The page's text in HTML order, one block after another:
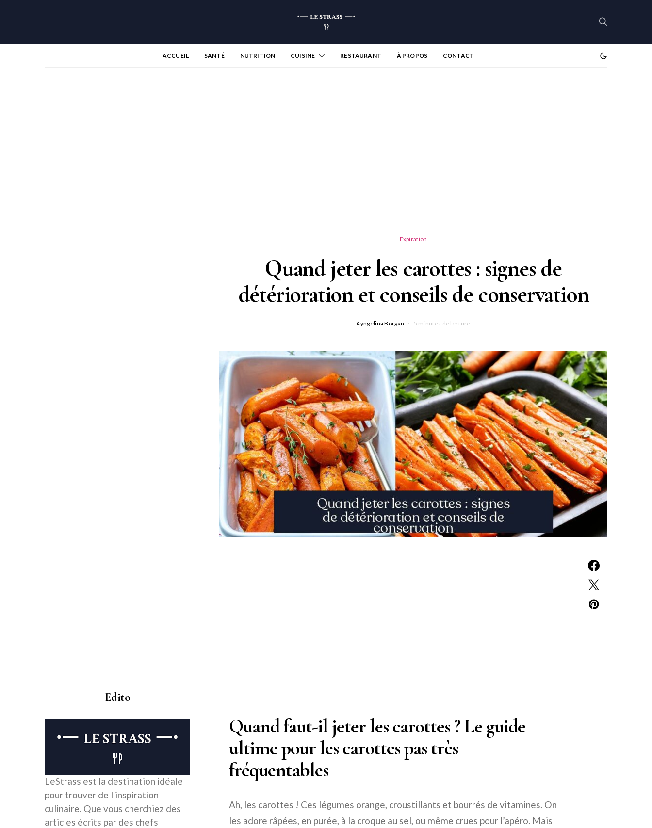
ACCUEIL SANTÉ NUTRITION CUISINE RESTAURANT À PROPOS CONTACT
Expiration
Quand jeter les carottes : signes de
détérioration et conseils de conservation
Ayngelina Borgan 5 minutes de lecture
Quand faut-il jeter les carottes ? Le guide
ultime pour les carottes pas très
fréquentables
Ah, les carottes ! Ces légumes orange, croustillants et bourrés de vitamines. On
les adore râpées, en purée, à la croque au sel, ou même crues pour l’apéro. Mais
Edito
LeStrass est la destination idéale
pour trouver de l'inspiration
culinaire. Que vous cherchiez des
articles écrits par des chefs